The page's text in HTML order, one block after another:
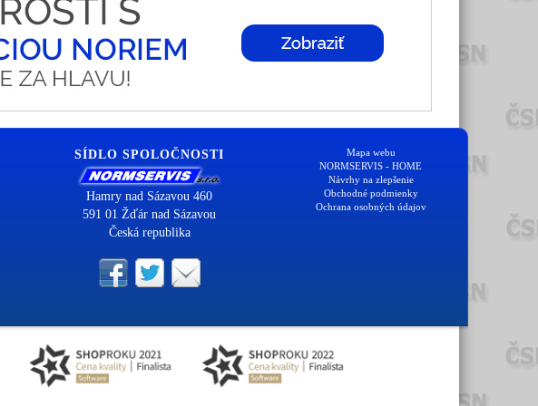
SÍDLO SPOLOČNOSTI
Hamry nad Sázavou 460
591 01 Žďár nad Sázavou
Česká republika
Mapa webu
NORMSERVIS - HOME
Návrhy na zlepšenie
Obchodné podmienky
Ochrana osobných údajov